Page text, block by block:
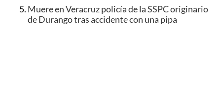
Muere en Veracruz policía de la SSPC originario
de Durango tras accidente con una pipa